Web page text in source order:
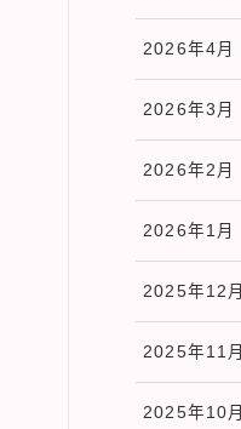
2026年4月
2026年3月
2026年2月
2026年1月
2025年12月
2025年11月
2025年10月